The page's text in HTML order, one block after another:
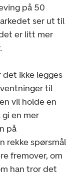
på 50
ser ut til
er litt mer
det ikke legges
til
vil holde en
gi en mer
på
rekke spørsmål
fremover, om
han tror det